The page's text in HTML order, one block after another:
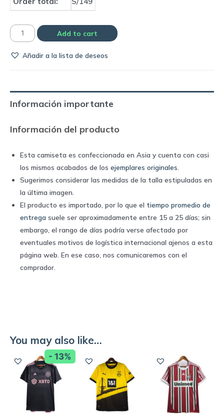
Camiseta
2023
Nike
quantity
Add to cart
Añadir a la lista de deseos
Información importante
Información del producto
Esta camiseta es confeccionada en Asia y cuenta con casi
los mismos acabados de los ejemplares originales.
Sugerimos considerar las medidas de la talla estipuladas en
la última imagen.
El producto es importado, por lo que el tiempo promedio de
entrega suele ser aproximadamente entre 15 a 25 días; sin
embargo, el rango de días podría verse afectado por
eventuales motivos de logística internacional ajenos a esta
página web. En ese caso, nos comunicaremos con el
comprador.
You may also like…
- 13%